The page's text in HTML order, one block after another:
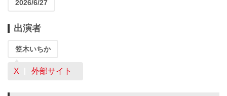
2026/6/27
出演者
笠木いちか
X 外部サイト